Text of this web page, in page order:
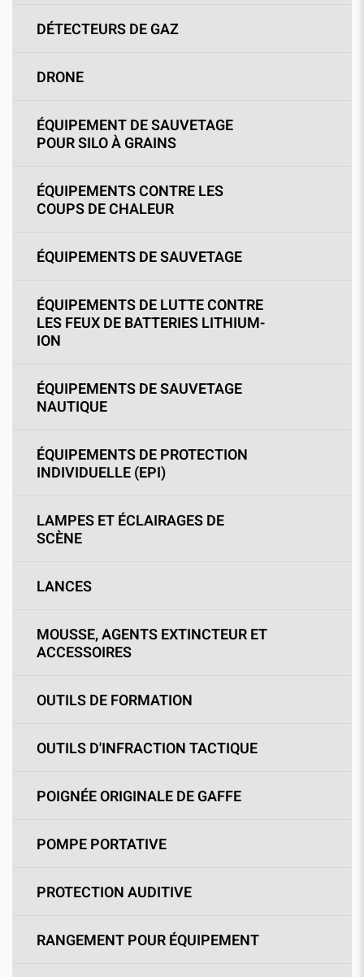
DÉTECTEURS DE GAZ
DRONE
ÉQUIPEMENT DE SAUVETAGE
POUR SILO À GRAINS
ÉQUIPEMENTS CONTRE LES
COUPS DE CHALEUR
ÉQUIPEMENTS DE SAUVETAGE
ÉQUIPEMENTS DE LUTTE CONTRE
LES FEUX DE BATTERIES LITHIUM-
ION
ÉQUIPEMENTS DE SAUVETAGE
NAUTIQUE
ÉQUIPEMENTS DE PROTECTION
INDIVIDUELLE (EPI)
LAMPES ET ÉCLAIRAGES DE
SCÈNE
LANCES
MOUSSE, AGENTS EXTINCTEUR ET
ACCESSOIRES
OUTILS DE FORMATION
OUTILS D'INFRACTION TACTIQUE
POIGNÉE ORIGINALE DE GAFFE
POMPE PORTATIVE
PROTECTION AUDITIVE
RANGEMENT POUR ÉQUIPEMENT